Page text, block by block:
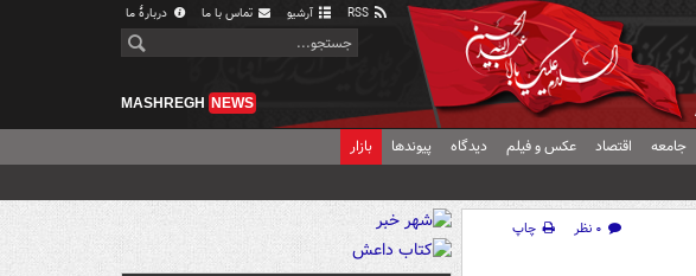
آرشیو تماس با ما دربارهٔ ما
MASHREGH NEWS
جامعه اقتصاد عکس و فیلم دیدگاه پیوندها بازار
۰ نظر
چاپ